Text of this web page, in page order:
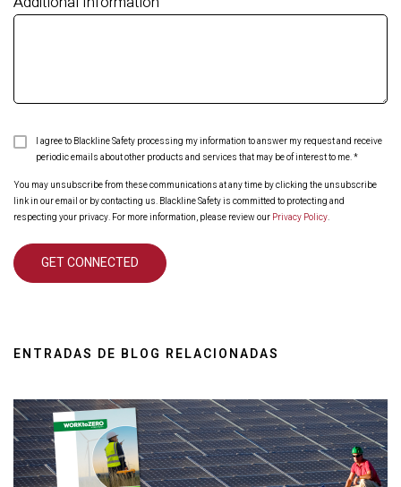
I agree to Blackline Safety processing my information to answer my request and receive
periodic emails about other products and services that may be of interest to me.*
You may unsubscribe from these communications at any time by clicking the unsubscribe
link in our email or by contacting us. Blackline Safety is committed to protecting and
respecting your privacy. For more information, please review our Privacy Policy.
ENTRADAS DE BLOG RELACIONADAS